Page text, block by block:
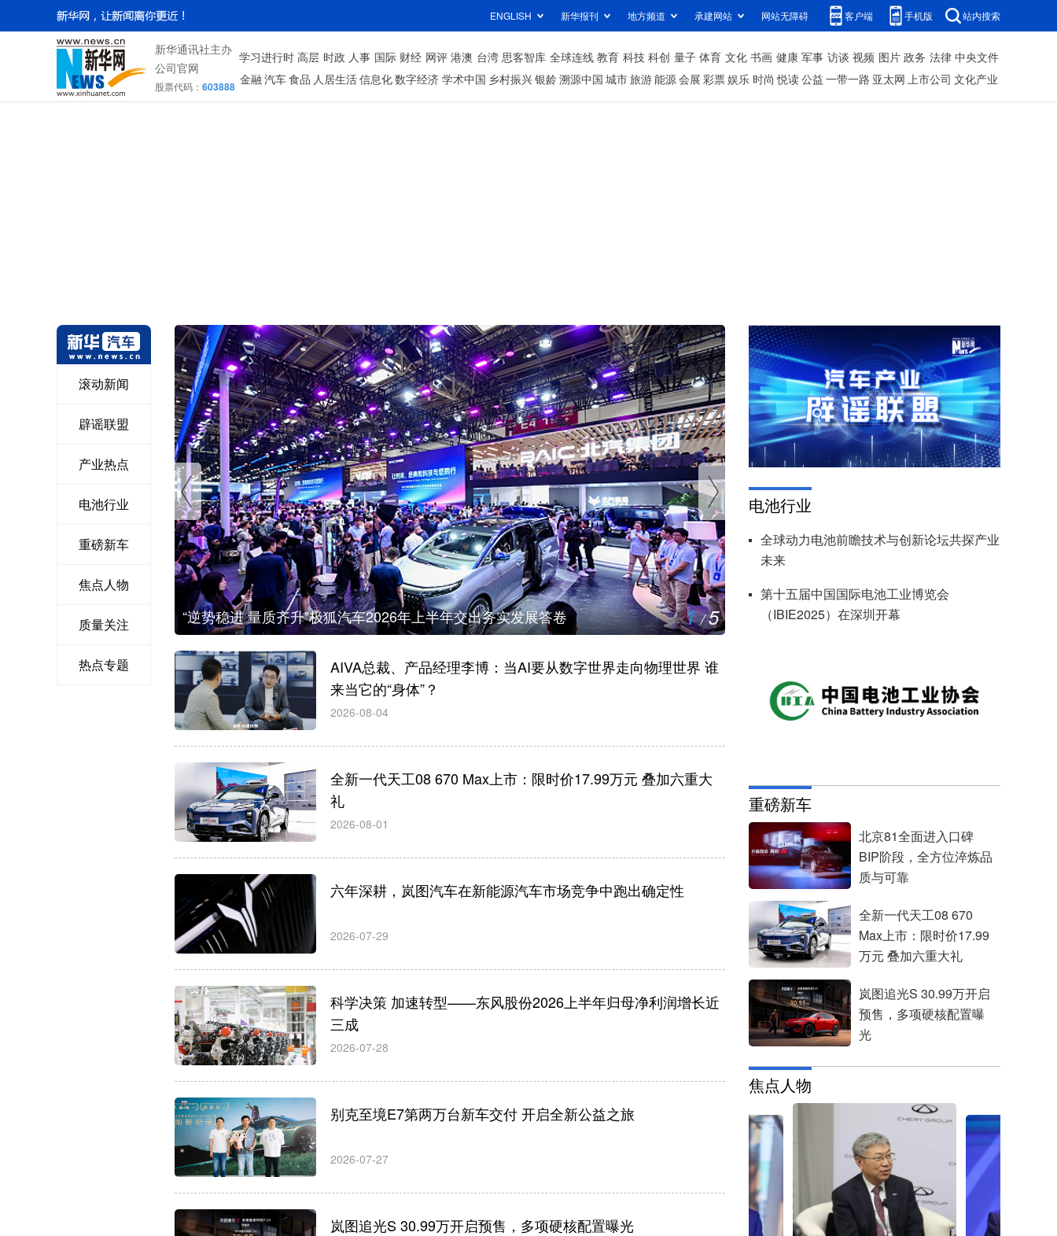
ENGLISH 新华报刊 地方频道 承建网站 网站无障碍 客户端 手机版 站内搜索
新华通讯社主办
公司官网
股票代码： 603888
学习进行时 高层 时政 人事 国际 财经 网评 港澳 台湾 思客智库 全球连线 教育 科技 科创 量子 体育 文化 书画 健康 军事 访谈 视频 图片 政务 法律 中央文件
金融 汽车食品 人居生活信息化数字经济 学术中国 乡村振兴银龄溯源中国 城市旅游能源会展 彩票娱乐 时尚 悦读公益 一带一路 亚太网 上市公司 文化产业
滚动新闻
辟谣联盟
产业热点
电池行业
重磅新车
焦点人物
质量关注
热点专题
“逆势稳进 量质齐升”极狐汽车2026年上半年交出务实发展答卷 “新开局、新机遇、新征程”2026中国汽车论坛在上
1/5
AIVA总裁、产品经理李博：当AI要从数字世界走向物理世界 谁
来当它的“身体”？
2026-08-04
全新一代天工08 670 Max上市：限时价17.99万元 叠加六重大
礼
2026-08-01
六年深耕，岚图汽车在新能源汽车市场竞争中跑出确定性
2026-07-29
科学决策 加速转型——东风股份2026上半年归母净利润增长近
三成
2026-07-28
别克至境E7第两万台新车交付 开启全新公益之旅
2026-07-27
岚图追光S 30.99万开启预售，多项硬核配置曝光
电池行业
全球动力电池前瞻技术与创新论坛共探产业
未来
第十五届中国国际电池工业博览会
（IBIE2025）在深圳开幕
重磅新车
北京81全面进入口碑
BIP阶段，全方位淬炼品
质与可靠
全新一代天工08 670
Max上市：限时价17.99
万元 叠加六重大礼
岚图追光S 30.99万开启
预售，多项硬核配置曝
光
焦点人物